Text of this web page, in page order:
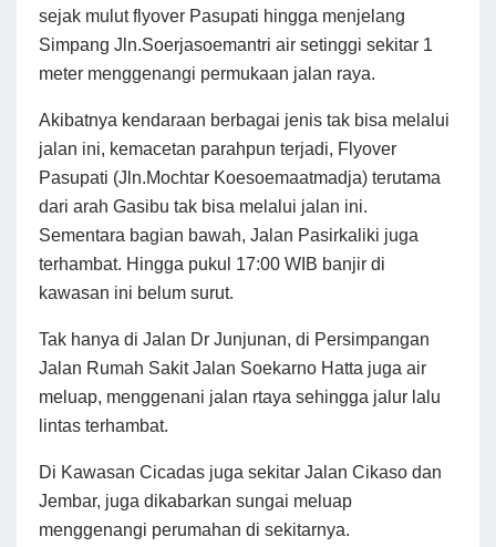
sejak mulut flyover Pasupati hingga menjelang
Simpang Jln.Soerjasoemantri air setinggi sekitar 1
meter menggenangi permukaan jalan raya.
Akibatnya kendaraan berbagai jenis tak bisa melalui
jalan ini, kemacetan parahpun terjadi, Flyover
Pasupati (Jln.Mochtar Koesoemaatmadja) terutama
dari arah Gasibu tak bisa melalui jalan ini.
Sementara bagian bawah, Jalan Pasirkaliki juga
terhambat. Hingga pukul 17:00 WIB banjir di
kawasan ini belum surut.
Tak hanya di Jalan Dr Junjunan, di Persimpangan
Jalan Rumah Sakit Jalan Soekarno Hatta juga air
meluap, menggenani jalan rtaya sehingga jalur lalu
lintas terhambat.
Di Kawasan Cicadas juga sekitar Jalan Cikaso dan
Jembar, juga dikabarkan sungai meluap
menggenangi perumahan di sekitarnya.